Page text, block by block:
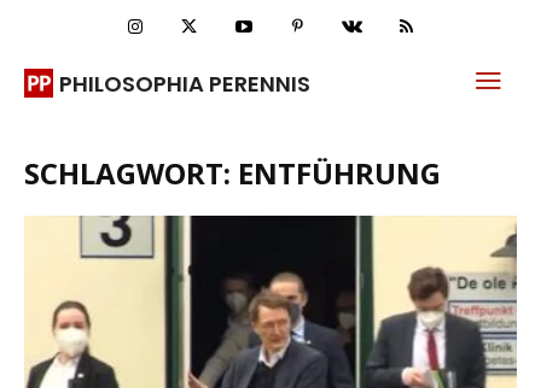
PHILOSOPHIA PERENNIS
SCHLAGWORT: ENTFÜHRUNG